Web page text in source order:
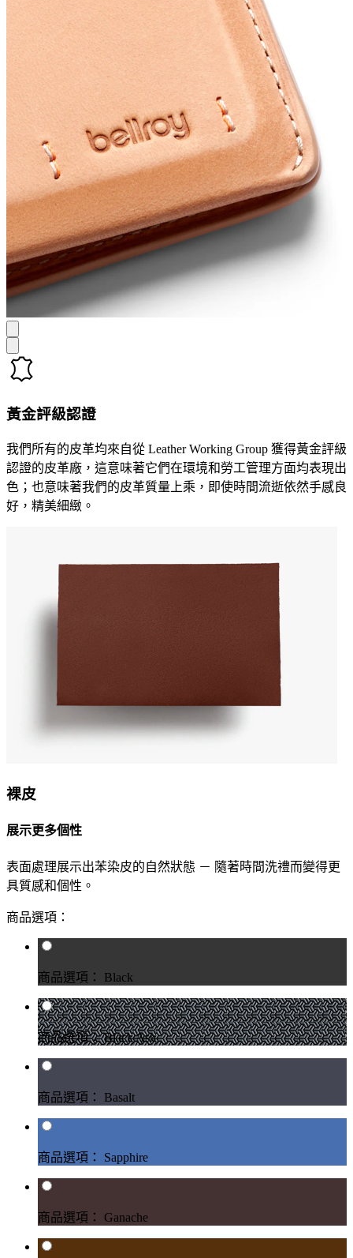
黃金評級認證
我們所有的皮革均來自從 Leather Working Group 獲得黃金評級
認證的皮革廠，這意味著它們在環境和勞工管理方面均表現出
色；也意味著我們的皮革質量上乘，即使時間流逝依然手感良
好，精美細緻。
裸皮
展示更多個性
表面處理展示出苯染皮的自然狀態 － 隨著時間洗禮而變得更
具質感和個性。
商品選項：
商品選項： Black
商品選項： Black Ash
商品選項： Basalt
商品選項： Sapphire
商品選項： Ganache